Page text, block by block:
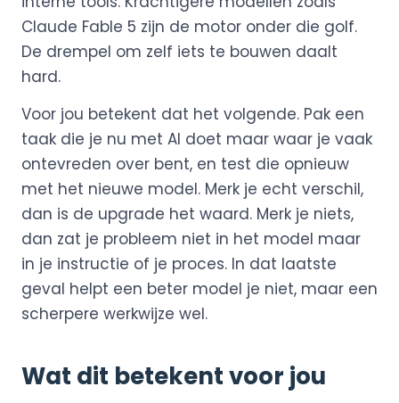
Claude Fable 5 zijn de motor onder die golf.
De drempel om zelf iets te bouwen daalt
hard.
Voor jou betekent dat het volgende. Pak een
taak die je nu met AI doet maar waar je vaak
ontevreden over bent, en test die opnieuw
met het nieuwe model. Merk je echt verschil,
dan is de upgrade het waard. Merk je niets,
dan zat je probleem niet in het model maar
in je instructie of je proces. In dat laatste
geval helpt een beter model je niet, maar een
scherpere werkwijze wel.
Wat dit betekent voor jou